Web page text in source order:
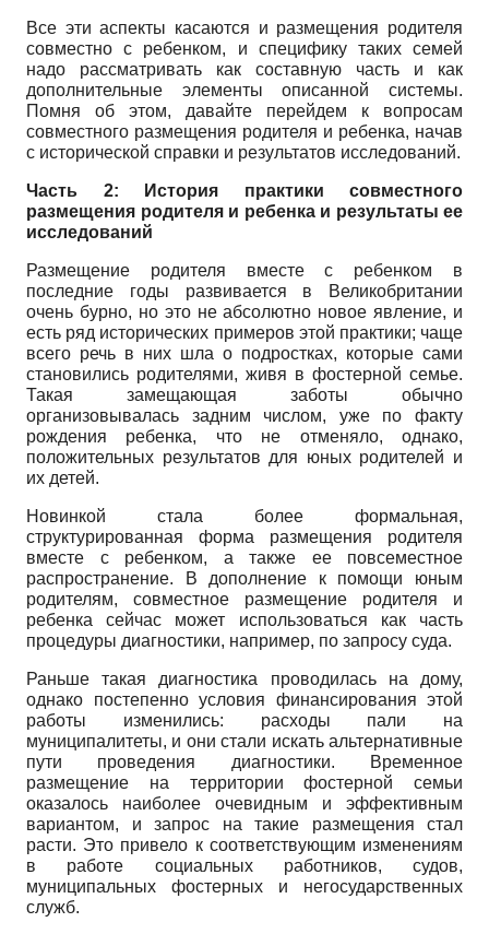
Все эти аспекты касаются и размещения родителя
совместно с ребенком, и специфику таких семей
надо рассматривать как составную часть и как
дополнительные элементы описанной системы.
Помня об этом, давайте перейдем к вопросам
совместного размещения родителя и ребенка, начав
с исторической справки и результатов исследований.
Часть 2: История практики совместного
размещения родителя и ребенка и результаты ее
исследований
Размещение родителя вместе с ребенком в
последние годы развивается в Великобритании
очень бурно, но это не абсолютно новое явление, и
есть ряд исторических примеров этой практики; чаще
всего речь в них шла о подростках, которые сами
становились родителями, живя в фостерной семье.
Такая замещающая заботы обычно
организовывалась задним числом, уже по факту
рождения ребенка, что не отменяло, однако,
положительных результатов для юных родителей и
их детей.
Новинкой стала более формальная,
структурированная форма размещения родителя
вместе с ребенком, а также ее повсеместное
распространение. В дополнение к помощи юным
родителям, совместное размещение родителя и
ребенка сейчас может использоваться как часть
процедуры диагностики, например, по запросу суда.
Раньше такая диагностика проводилась на дому,
однако постепенно условия финансирования этой
работы изменились: расходы пали на
муниципалитеты, и они стали искать альтернативные
пути проведения диагностики. Временное
размещение на территории фостерной семьи
оказалось наиболее очевидным и эффективным
вариантом, и запрос на такие размещения стал
расти. Это привело к соответствующим изменениям
в работе социальных работников, судов,
муниципальных фостерных и негосударственных
служб.